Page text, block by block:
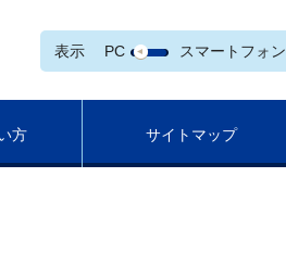
表示 PC スマートフォン
方 サイトマップ